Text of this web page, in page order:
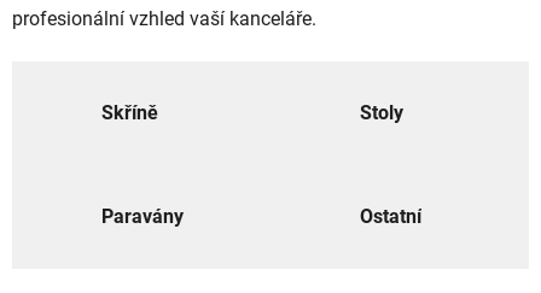
profesionální vzhled vaší kanceláře.
Skříně Stoly
Paravány Ostatní